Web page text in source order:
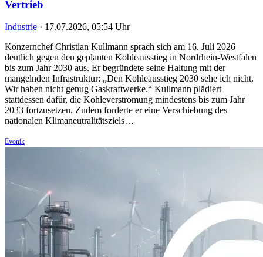
Vertrieb
Industrie · 17.07.2026, 05:54 Uhr
Konzernchef Christian Kullmann sprach sich am 16. Juli 2026
deutlich gegen den geplanten Kohleausstieg in Nordrhein-Westfalen
bis zum Jahr 2030 aus. Er begründete seine Haltung mit der
mangelnden Infrastruktur: „Den Kohleausstieg 2030 sehe ich nicht.
Wir haben nicht genug Gaskraftwerke.“ Kullmann plädiert
stattdessen dafür, die Kohleverstromung mindestens bis zum Jahr
2033 fortzusetzen. Zudem forderte er eine Verschiebung des
nationalen Klimaneutralitätsziels…
Evonik